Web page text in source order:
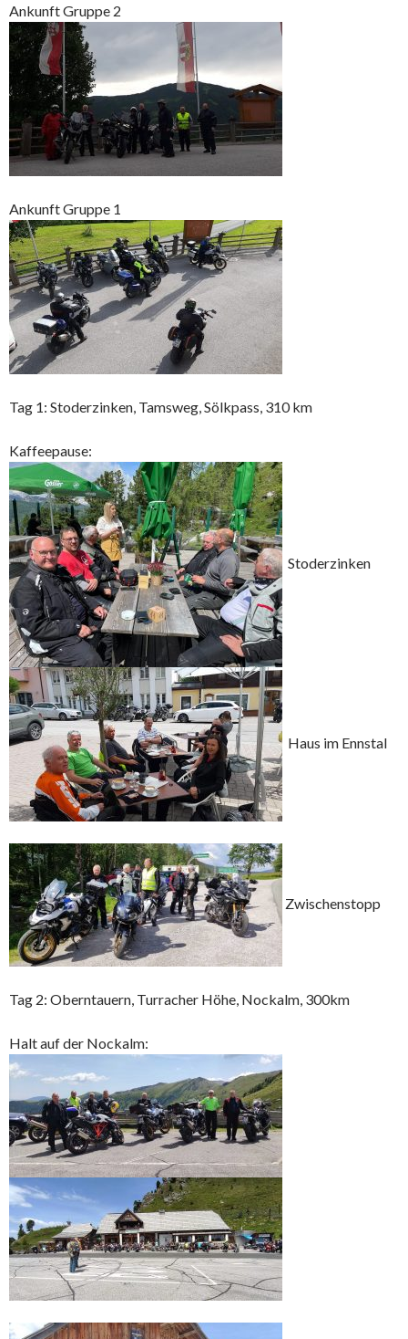
Ankunft Gruppe 2
Ankunft Gruppe 1
Tag 1: Stoderzinken, Tamsweg, Sölkpass, 310 km
Kaffeepause:
Stoderzinken
Haus im Ennstal
Zwischenstopp
Tag 2: Oberntauern, Turracher Höhe, Nockalm, 300km
Halt auf der Nockalm: